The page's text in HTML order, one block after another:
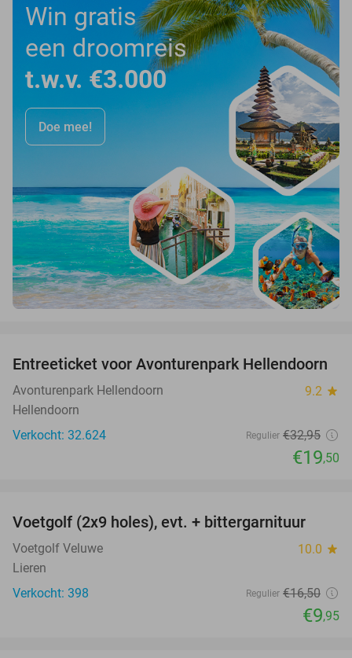
Win gratis
een droomreis
t.w.v. €3.000
Doe mee!
41%
Entreeticket voor Avonturenpark Hellendoorn
Avonturenpark Hellendoorn 9.2 star
Hellendoorn
Verkocht: 32.624
Regulier €32,95
€19,50
40%
Voetgolf (2x9 holes), evt. + bittergarnituur
Voetgolf Veluwe 10.0 star
Lieren
Verkocht: 398
Regulier €16,50
€9,95